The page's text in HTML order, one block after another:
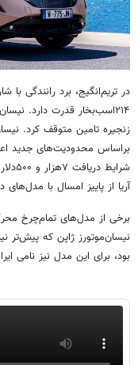
۲۱۴اسب‌بخار قدرت دارد.
زنجیره تامین متوقف کرد.
براساس محدودیت‌های جدید
آریا از پاییز امسال با
نیسان‌موتورز ژاپن که پیش‌تر
بود، برای این مدل نیز نامی